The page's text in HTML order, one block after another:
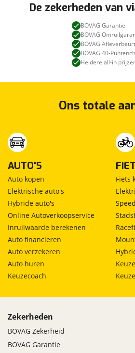
De zekerheden van
BOVAG Garantie
BOVAG
BOVAG Afleverbeurt
BOVAG 40-
Heldere all-in
Ons totale
AUTO'S
Auto kopen
Elektrische auto's
Hybride auto's
Online Autoverkoopservice
Inruilwaarde berekenen
Auto financieren
Auto verzekeren
Auto huren
Keuzecoach
Fiets
Zekerheden
BOVAG Zekerheid
BOVAG Garantie